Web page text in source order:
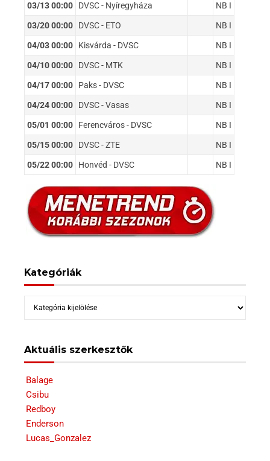
03/13 00:00 DVSC - Nyíregyháza NB I
03/20 00:00 DVSC - ETO NB I
04/03 00:00 Kisvárda - DVSC NB I
04/10 00:00 DVSC - MTK NB I
04/17 00:00 Paks - DVSC NB I
04/24 00:00 DVSC - Vasas NB I
05/01 00:00 Ferencváros - DVSC NB I
05/15 00:00 DVSC - ZTE NB I
05/22 00:00 Honvéd - DVSC NB I
Kategóriák
Kategóriák
Aktuális szerkesztők
Balage
Csibu
Redboy
Enderson
Lucas_Gonzalez